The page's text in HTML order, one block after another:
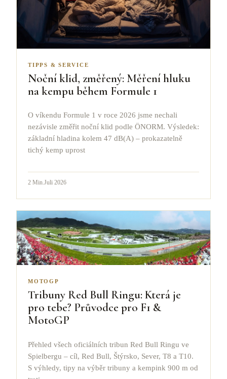
TIPPS & SERVICE
Noční klid, změřený: Měření hluku
na kempu během Formule 1
O víkendu Formule 1 v roce 2026 jsme nechali
nezávisle změřit noční klid podle ÖNORM. Výsledek:
základní hladina kolem 47 dB(A) – prokazatelně
tichý kemp uprost
2 Min. Juli 2026
MOTOGP
Tribuny Red Bull Ringu: Která je
pro tebe? Průvodce pro F1 &
MotoGP
Přehled všech oficiálních tribun Red Bull Ringu ve
Spielbergu – cíl, Red Bull, Štýrsko, Sever, T8 a T10.
S výhledy, tipy na výběr tribuny a kempink 900 m od